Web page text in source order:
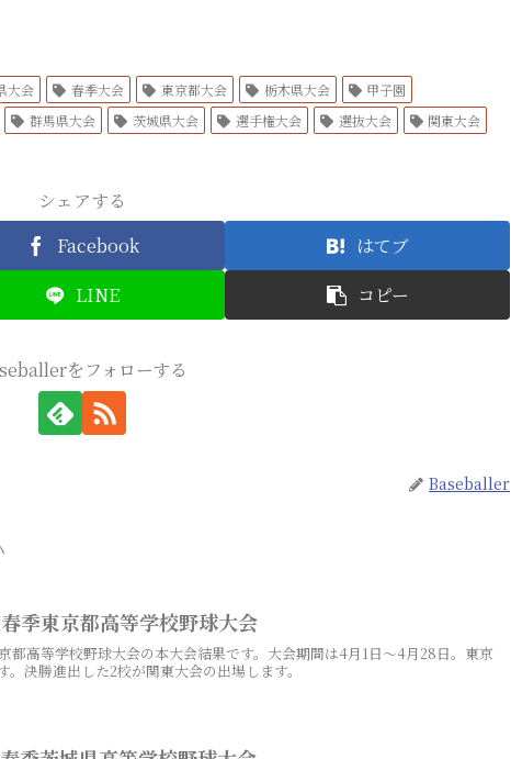
大会 春季大会 東京都大会 栃木県大会
甲子園
群馬県大会 茨城県大会 選手権大会 選抜大会
関東大会
シェアする
Facebook
はてブ
LINE コピー
をフォローする
Baseballer
季東京都高等学校野球大会
都高等学校野球大会の本大会結果です。大会期間は4月1日～4月28日。東京
決勝進出した2校が関東大会の出場します。